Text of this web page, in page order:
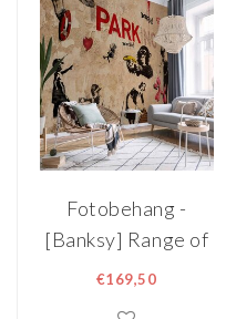
Fotobehang -
[Banksy] Range of
Variety
€169,50